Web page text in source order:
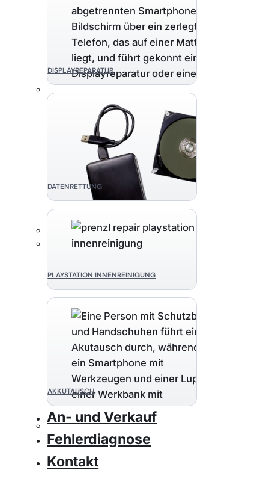
DISPLAYREPARATUR
DATENRETTUNG
PLAYSTATION INNENREINIGUNG
AKKUTAUSCH
An- und Verkauf
Fehlerdiagnose
Kontakt